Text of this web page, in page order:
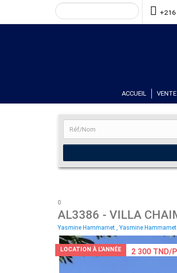
ACCUEIL
0
AL3386 - VILLA
Yasmine Hammamet , Yasmine
LOCATION À L'ANNÉE 2 300 TND/